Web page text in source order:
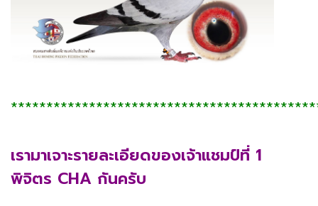
เรามาเจาะรายละเอียดของเจ้าแชมป์ที่ 1
พิจิตร CHA กันครับ